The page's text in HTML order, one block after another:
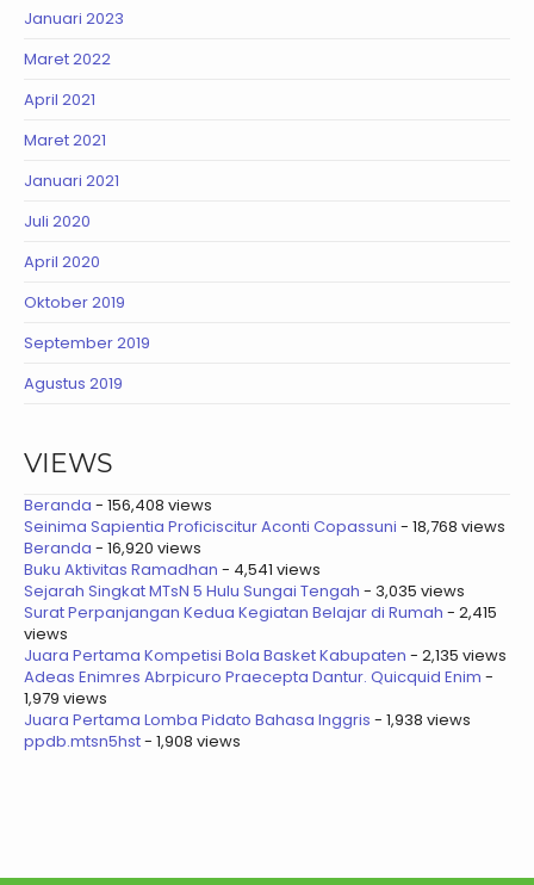
Januari 2023
Maret 2022
April 2021
Maret 2021
Januari 2021
Juli 2020
April 2020
Oktober 2019
September 2019
Agustus 2019
VIEWS
Beranda - 156,408 views
Seinima Sapientia Proficiscitur Aconti Copassuni - 18,768 views
Beranda - 16,920 views
Buku Aktivitas Ramadhan - 4,541 views
Sejarah Singkat MTsN 5 Hulu Sungai Tengah - 3,035 views
Surat Perpanjangan Kedua Kegiatan Belajar di Rumah - 2,415
views
Juara Pertama Kompetisi Bola Basket Kabupaten - 2,135 views
Adeas Enimres Abrpicuro Praecepta Dantur. Quicquid Enim -
1,979 views
Juara Pertama Lomba Pidato Bahasa Inggris - 1,938 views
ppdb.mtsn5hst- 1,908 views